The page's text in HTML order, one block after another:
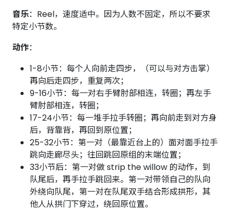
音乐：Reel，速度适中。因为人数不固定，所以不要求
特定小节数。
动作：
1-8小节：每个人向前走四步，（可以与对方击掌）
再向后走四步，重复两次；
9-16小节：每一对右手臂肘部相连，转圈；再左手
臂肘部相连，转圈；
17-24小节：每一堆手拉手转圈；再向前走到对方身
后，背靠背，再回到原位置；
25-32小节：第一对（最靠近台上的）面对面手拉手
跳向走廊尽头；往回跳回原组的末端位置；
33小节后：第一对做 strip the willow 的动作，到
队尾后，再手拉手跳回来。第一对带领自己的队向
外绕向队尾，第一对在队尾双手结合形成拱形，其
他人从拱门下穿过，绕回原位置。